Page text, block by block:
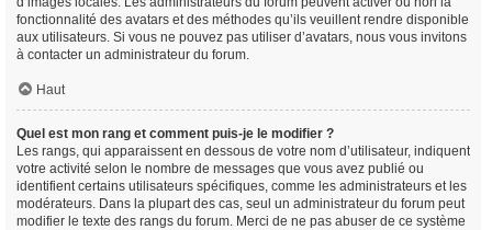
fonctionnalité des avatars et des méthodes qu’ils veuillent rendre disponible
aux utilisateurs. Si vous ne pouvez pas utiliser d’avatars, nous vous invitons
à contacter un administrateur du forum.
Haut
Quel est mon rang et comment puis-je le modifier ?
Les rangs, qui apparaissent en dessous de votre nom d’utilisateur, indiquent
votre activité selon le nombre de messages que vous avez publié ou
identifient certains utilisateurs spécifiques, comme les administrateurs et les
modérateurs. Dans la plupart des cas, seul un administrateur du forum peut
modifier le texte des rangs du forum. Merci de ne pas abuser de ce système